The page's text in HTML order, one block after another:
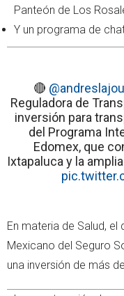
Panteón de Los
Y un programa de
🔴
Reguladora de
inversión para
del Programa
Edomex, que
Ixtapaluca y la
En materia de Salud,
Mexicano del Seguro
una inversión de más